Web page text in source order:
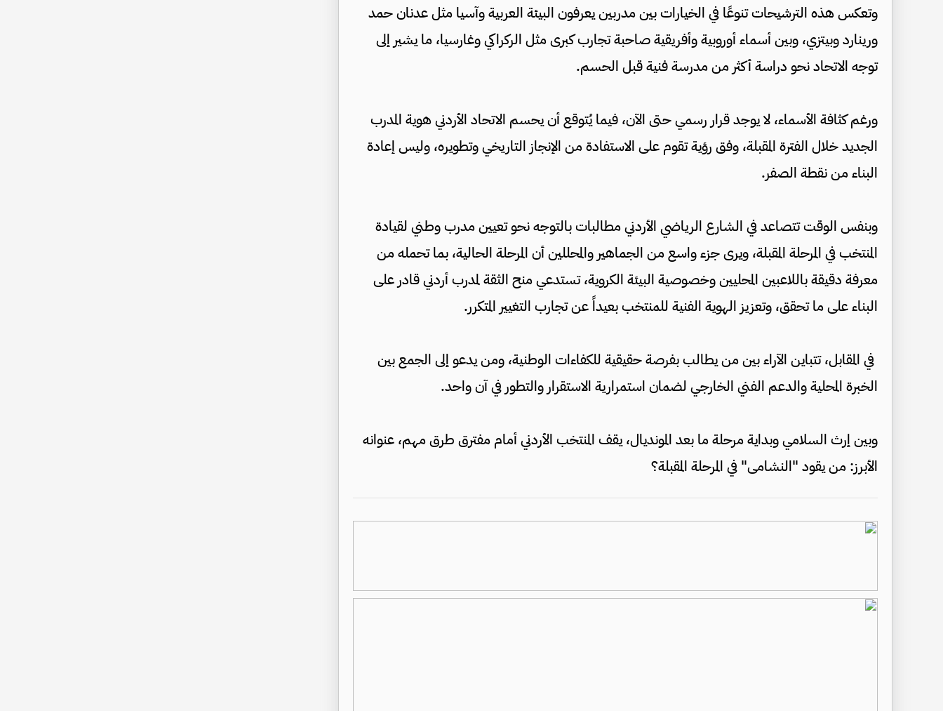
وتعكس هذه الترشيحات تنوعًا في الخيارات بين مدربين يعرفون البيئة العربية وآسيا مثل عدنان حمد
ورينارد وبيتزي، وبين أسماء أوروبية وأفريقية صاحبة تجارب كبرى مثل الركراكي وغارسيا، ما يشير إلى
توجه الاتحاد نحو دراسة أكثر من مدرسة فنية قبل الحسم.
ورغم كثافة الأسماء، لا يوجد قرار رسمي حتى الآن، فيما يُتوقع أن يحسم الاتحاد الأردني هوية المدرب
الجديد خلال الفترة المقبلة، وفق رؤية تقوم على الاستفادة من الإنجاز التاريخي وتطويره، وليس إعادة
البناء من نقطة الصفر.
وبنفس الوقت تتصاعد في الشارع الرياضي الأردني مطالبات بالتوجه نحو تعيين مدرب وطني لقيادة
المنتخب في المرحلة المقبلة، ويرى جزء واسع من الجماهير والمحللين أن المرحلة الحالية، بما تحمله من
معرفة دقيقة باللاعبين المحليين وخصوصية البيئة الكروية، تستدعي منح الثقة لمدرب أردني قادر على
البناء على ما تحقق، وتعزيز الهوية الفنية للمنتخب بعيداً عن تجارب التغيير المتكرر.
في المقابل، تتباين الآراء بين من يطالب بفرصة حقيقية للكفاءات الوطنية، ومن يدعو إلى الجمع بين
الخبرة المحلية والدعم الفني الخارجي لضمان استمرارية الاستقرار والتطور في آن واحد.
وبين إرث السلامي وبداية مرحلة ما بعد المونديال، يقف المنتخب الأردني أمام مفترق طرق مهم، عنوانه
الأبرز: من يقود "النشامى" في المرحلة المقبلة؟